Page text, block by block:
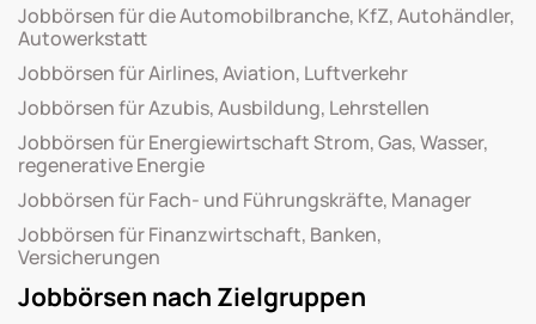
Jobbörsen für die Automobilbranche, KfZ, Autohändler,
Autowerkstatt
Jobbörsen für Airlines, Aviation, Luftverkehr
Jobbörsen für Azubis, Ausbildung, Lehrstellen
Jobbörsen für Energiewirtschaft Strom, Gas, Wasser,
regenerative Energie
Jobbörsen für Fach- und Führungskräfte, Manager
Jobbörsen für Finanzwirtschaft, Banken,
Versicherungen
Jobbörsen nach Zielgruppen